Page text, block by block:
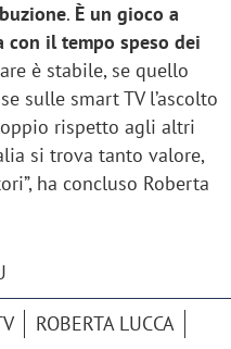
. È un gioco a
con il tempo speso dei
è stabile, se quello
sulle smart TV l’ascolto
rispetto agli altri
si trova tanto valore,
ha concluso Roberta
ROBERTA LUCCA